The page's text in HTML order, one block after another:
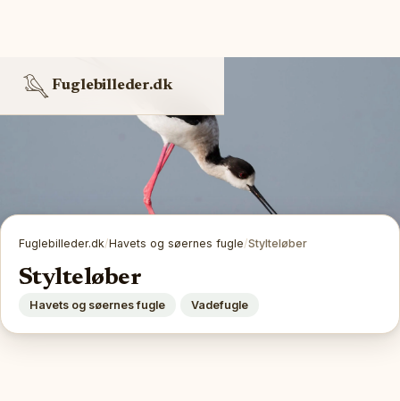
Fuglebilleder.dk
Fuglebilleder.dk/Havets og søernes fugle/Stylteløber
Stylteløber
Havets og søernes fugle Vadefugle